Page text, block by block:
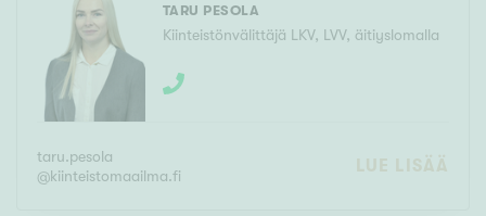
TARU PESOLA
Kiinteistönvälittäjä LKV, LVV, äitiyslomalla
taru.pesola
@kiinteistomaailma.fi LUE LISÄÄ